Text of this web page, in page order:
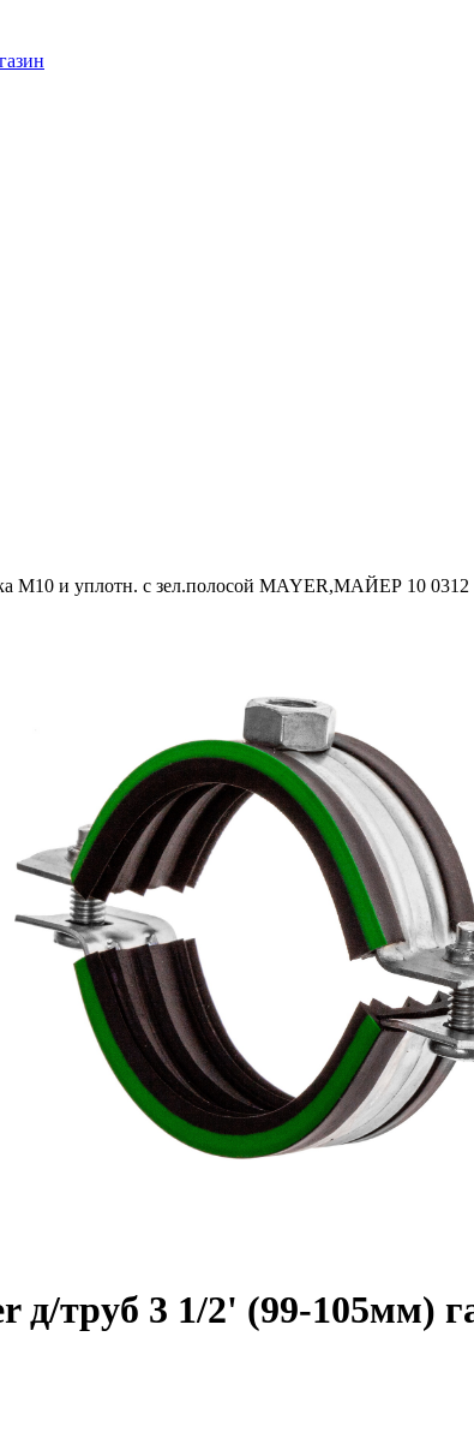
М10 и уплотн. с зел.полосой MAYER,МАЙЕР 10 0312
д/труб 3 1/2' (99-105мм)